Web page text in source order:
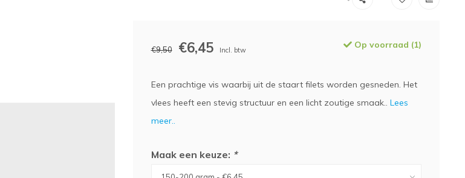
€9,50 €6,45 Incl. btw Op voorraad (1)
Een prachtige vis waarbij uit de staart filets worden gesneden. Het
vlees heeft een stevig structuur en een licht zoutige smaak.. Lees
meer..
Maak een keuze: *